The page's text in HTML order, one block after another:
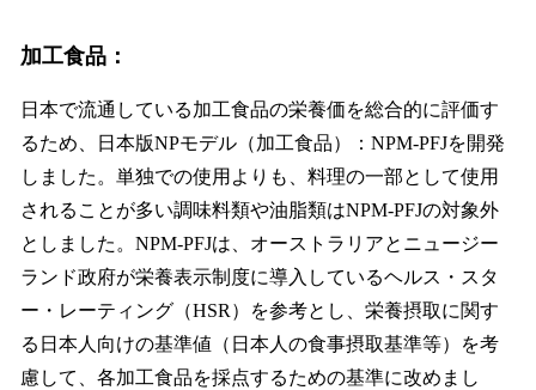
加工食品：
日本で流通している加工食品の栄養価を総合的に評価す
るため、日本版NPモデル（加工食品）：NPM-PFJを開発
しました。単独での使用よりも、料理の一部として使用
されることが多い調味料類や油脂類はNPM-PFJの対象外
としました。NPM-PFJは、オーストラリアとニュージー
ランド政府が栄養表示制度に導入しているヘルス・スタ
ー・レーティング（HSR）を参考とし、栄養摂取に関す
る日本人向けの基準値（日本人の食事摂取基準等）を考
慮して、各加工食品を採点するための基準に改めまし